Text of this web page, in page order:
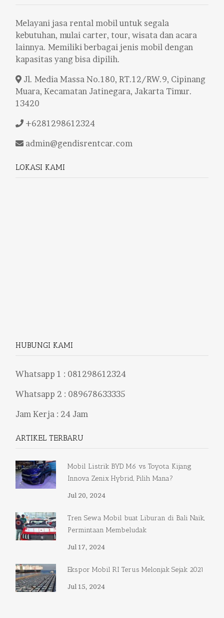
Melayani jasa rental mobil untuk segala
kebutuhan, mulai carter, tour, wisata dan acara
lainnya. Memiliki berbagai jenis mobil dengan
kapasitas yang bisa dipilih.
Jl. Media Massa No.180, RT.12/RW.9, Cipinang
Muara, Kecamatan Jatinegara, Jakarta Timur.
13420
+6281298612324
admin@gendisrentcar.com
LOKASI KAMI
HUBUNGI KAMI
Whatsapp 1 : 081298612324
Whatsapp 2 : 089678633335
Jam Kerja : 24 Jam
ARTIKEL TERBARU
Mobil Listrik BYD M6 vs Toyota Kijang
Innova Zenix Hybrid, Pilih Mana?
Jul 20, 2024
Tren Sewa Mobil buat Liburan di Bali Naik,
Permintaan Membeludak
Jul 17, 2024
Ekspor Mobil RI Terus Melonjak Sejak 2021
Jul 15, 2024